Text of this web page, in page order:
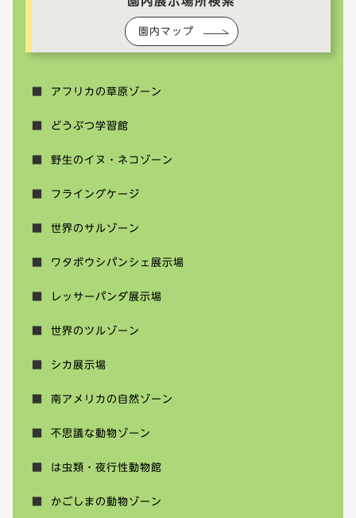
園内マップ
アフリカの草原ゾーン
どうぶつ学習館
野生のイヌ・ネコゾーン
フライングケージ
世界のサルゾーン
ワタボウシパンシェ展示場
レッサーパンダ展示場
世界のツルゾーン
シカ展示場
南アメリカの自然ゾーン
不思議な動物ゾーン
は虫類・夜行性動物館
かごしまの動物ゾーン